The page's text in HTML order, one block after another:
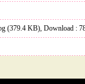
(379.4 KB), Download